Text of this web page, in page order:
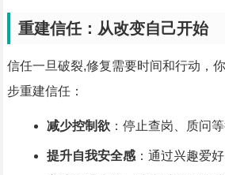
重建信任：从改变自己开始
信任一旦破裂,修复需要时间和行动，
步重建信任：
减少控制欲：停止查岗、质问
提升自我安全感：通过兴趣爱